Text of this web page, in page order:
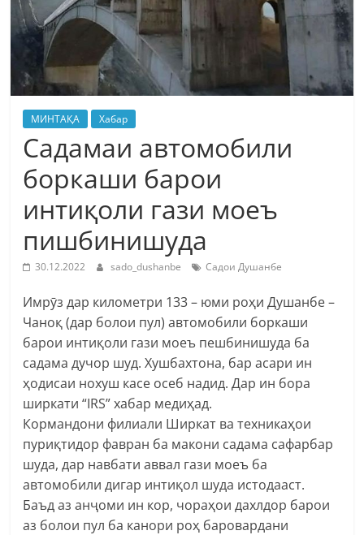
МИНТАҚА Хабар
Садамаи автомобили
боркаши барои
интиқоли гази моеъ
пишбинишуда
30.12.2022 sado_dushanbe Садои Душанбе
Имрӯз дар километри 133 – юми роҳи Душанбе –
Чаноқ (дар болои пул) автомобили боркаши
барои интиқоли гази моеъ пешбинишуда ба
садама дучор шуд. Хушбахтона, бар асари ин
ҳодисаи нохуш касе осеб надид. Дар ин бора
ширкати “IRS” хабар медиҳад.
Кормандони филиали Ширкат ва техникаҳои
пуриқтидор фавран ба макони садама сафарбар
шуда, дар навбати аввал гази моеъ ба
автомобили дигар интиқол шуда истодааст.
Баъд аз анҷоми ин кор, чораҳои дахлдор барои
аз болои пул ба канори роҳ баровардани